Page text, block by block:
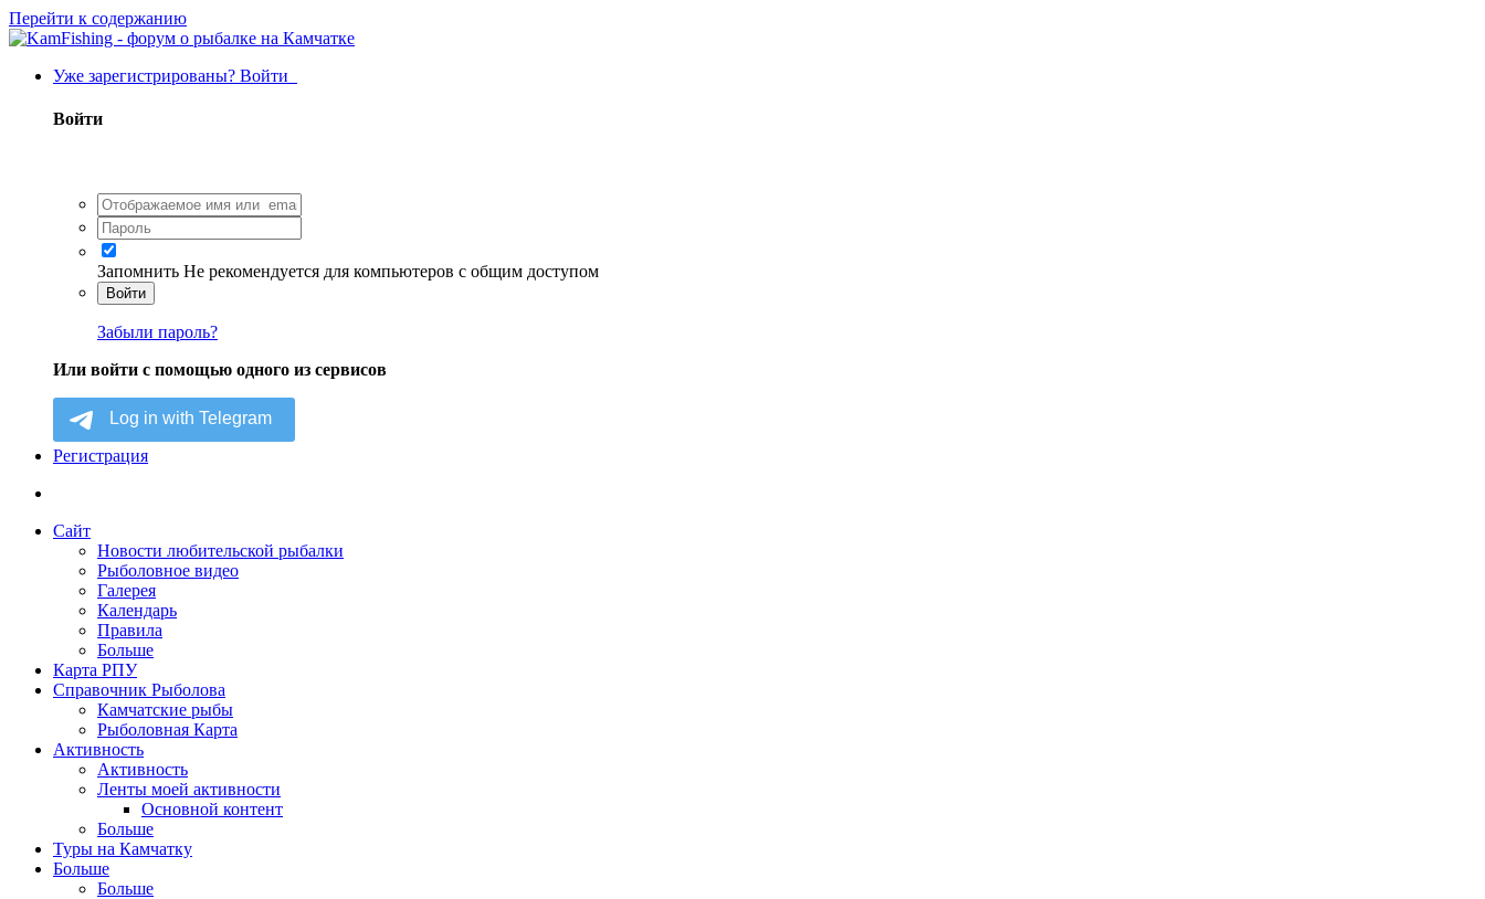
Перейти к содержанию
Уже зарегистрированы? Войти
Войти
Запомнить Не рекомендуется для компьютеров с общим доступом
Войти
Забыли пароль?
Или войти с помощью одного из сервисов
Регистрация
Сайт
Новости любительской рыбалки
Рыболовное видео
Галерея
Календарь
Правила
Больше
Карта РПУ
Справочник Рыболова
Камчатские рыбы
Рыболовная Карта
Активность
Активность
Ленты моей активности
Основной контент
Больше
Туры на Камчатку
Больше
Больше